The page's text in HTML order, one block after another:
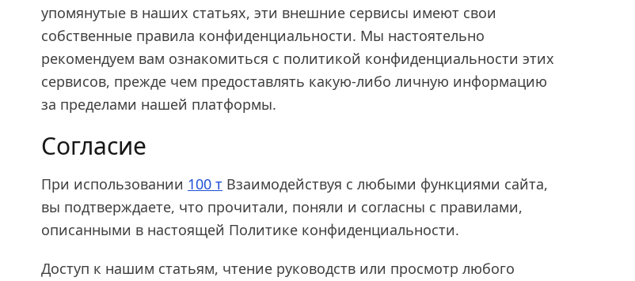
упомянутые в наших статьях, эти внешние сервисы имеют свои
собственные правила конфиденциальности. Мы настоятельно
рекомендуем вам ознакомиться с политикой конфиденциальности этих
сервисов, прежде чем предоставлять какую-либо личную информацию
за пределами нашей платформы.
Согласие
При использовании 100 т Взаимодействуя с любыми функциями сайта,
вы подтверждаете, что прочитали, поняли и согласны с правилами,
описанными в настоящей Политике конфиденциальности.
Доступ к нашим статьям, чтение руководств или просмотр любого